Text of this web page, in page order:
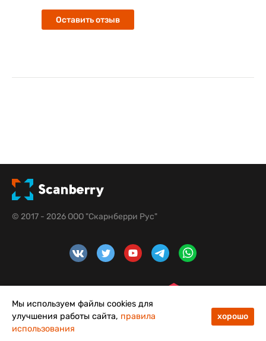
Оставить отзыв
© 2017 - 2026 ООО "Скарнберри Рус"
48
Мы используем файлы cookies для
улучшения работы сайта, правила
использования
хорошо